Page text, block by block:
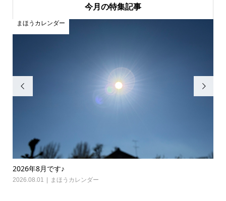
今月の特集記事

2026年8月です♪
2026.08.01 まほうカレンダー
まほうカレンダー
